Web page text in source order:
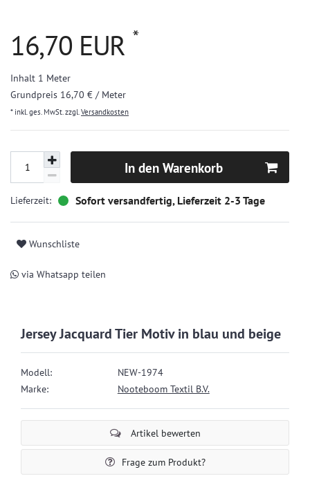
Jersey Jacquard Tier Motiv in blau und beige
Modell:
NEW-1974
Marke:
Nooteboom Textil B.V.
Artikel bewerten
Frage zum Produkt?
16,70 EUR *
Inhalt 1 Meter
Grundpreis 16,70 € / Meter
* inkl. ges. MwSt. zzgl.Versandkosten
In den Warenkorb
Sofort versandfertig, Lieferzeit 2-3 Tage
Wunschliste
via Whatsapp teilen